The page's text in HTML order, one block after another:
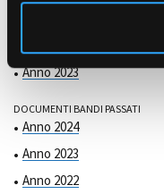
Anno 2023
DOCUMENTI BANDI PASSATI
Anno 2024
Anno 2023
Anno 2022